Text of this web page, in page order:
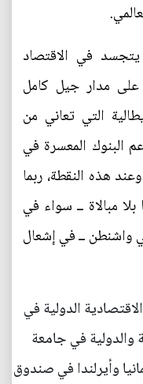
في الاقتصاد
على مدار جيل كامل
التي تعاني من
البنوك المعسرة في
هذه النقطة، ربما
مبالاة ــ سواء في
واشنطن ــ في إشعال
الدولية في
والدولية في جامعة
وأيرلندا في صندوق